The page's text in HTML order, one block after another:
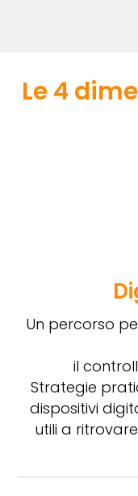
Le 4
Un percorso
il
Strategie
dispositivi
utili a